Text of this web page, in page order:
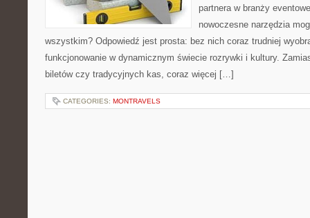
partnera w branży
nowoczesne narzędzia
wszystkim? Odpowiedź jest prosta: bez nich coraz trudniej
funkcjonowanie w dynamicznym świecie rozrywki i kultury.
biletów czy tradycyjnych kas, coraz więcej […]
CATEGORIES: MONTRAVELS